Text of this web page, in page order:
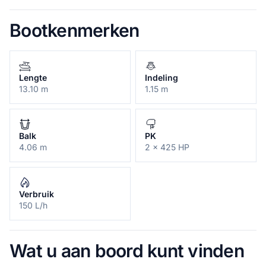
Bootkenmerken
Lengte
13.10 m
Indeling
1.15 m
Balk
4.06 m
PK
2 x 425 HP
Verbruik
150 L/h
Wat u aan boord kunt vinden